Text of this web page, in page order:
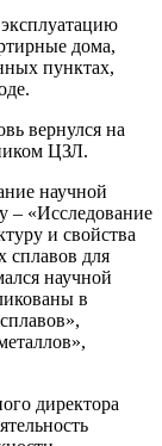
дома,
пунктах,
вернулся на
ЦЗЛ.
научной
– «Исследование
и свойства
сплавов для
научной
в
директора